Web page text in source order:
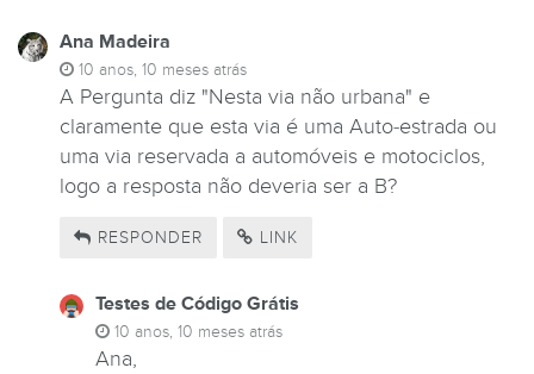
Ana Madeira
10 anos, 10 meses atrás
A Pergunta diz "Nesta via não urbana" e
claramente que esta via é uma Auto-estrada ou
uma via reservada a automóveis e motociclos,
logo a resposta não deveria ser a B?
RESPONDER LINK
Testes de Código Grátis
10 anos, 10 meses atrás
Ana,